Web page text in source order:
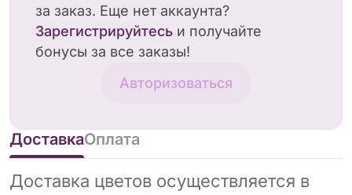
за заказ. Еще нет аккаунта?
Зарегистрируйтесь и получайте
бонусы за все заказы!
Авторизоваться
ДоставкаОплата
Доставка цветов осуществляется в